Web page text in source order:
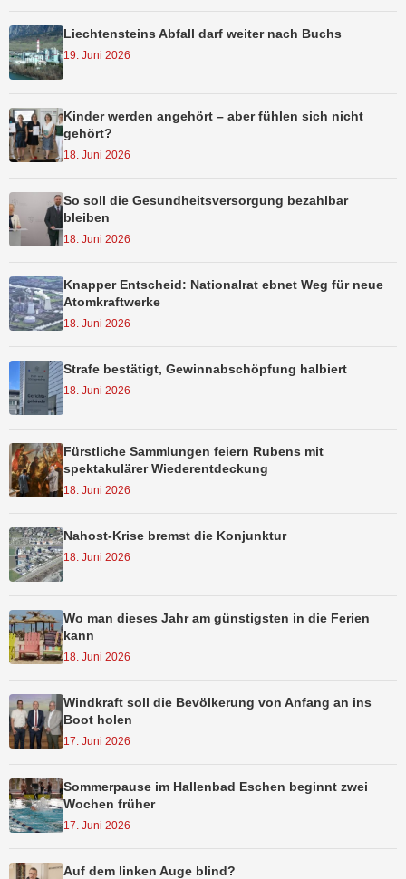
Liechtensteins Abfall darf weiter nach Buchs
19. Juni 2026
Kinder werden angehört – aber fühlen sich nicht
gehört?
18. Juni 2026
So soll die Gesundheitsversorgung bezahlbar
bleiben
18. Juni 2026
Knapper Entscheid: Nationalrat ebnet Weg für neue
Atomkraftwerke
18. Juni 2026
Strafe bestätigt, Gewinnabschöpfung halbiert
18. Juni 2026
Fürstliche Sammlungen feiern Rubens mit
spektakulärer Wiederentdeckung
18. Juni 2026
Nahost-Krise bremst die Konjunktur
18. Juni 2026
Wo man dieses Jahr am günstigsten in die Ferien
kann
18. Juni 2026
Windkraft soll die Bevölkerung von Anfang an ins
Boot holen
17. Juni 2026
Sommerpause im Hallenbad Eschen beginnt zwei
Wochen früher
17. Juni 2026
Auf dem linken Auge blind?